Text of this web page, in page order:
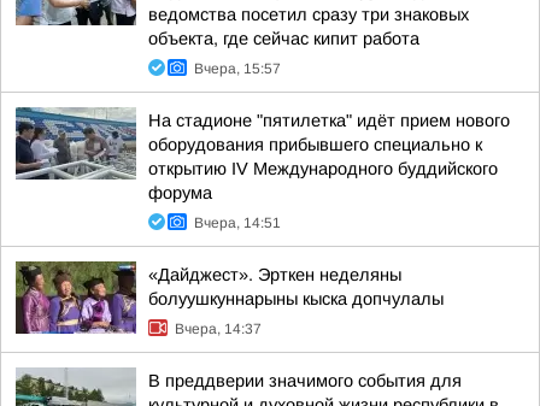
ведомства посетил сразу три знаковых
объекта, где сейчас кипит работа
Вчера, 15:57
На стадионе "пятилетка" идёт прием нового
оборудования прибывшего специально к
открытию IV Международного буддийского
форума
Вчера, 14:51
«Дайджест». Эрткен неделяны
болуушкуннарыны кыска допчулалы
Вчера, 14:37
В преддверии значимого события для